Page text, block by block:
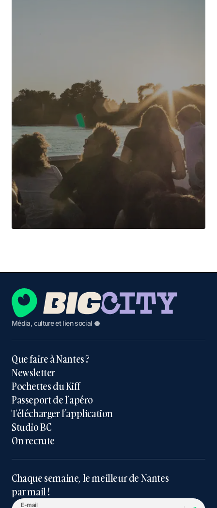
Média, culture et lien social 🥥
Que faire à Nantes ?
Newsletter
Pochettes du Kiff
Passeport de l’apéro
Télécharger l’application
Studio BC
On recrute
Chaque semaine, le meilleur de Nantes
par mail !
E-mail